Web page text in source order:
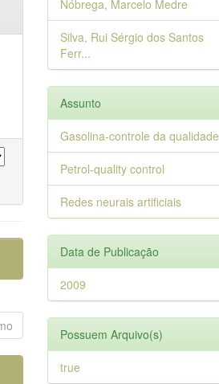
Nóbrega, Marcelo Medre
Silva, Rui Sérgio dos Santos
Ferr...
Assunto
Gasolina-controle da qualidade
Petrol-quality control
Redes neurais artificiais
Data de Publicação
2009
Possuem Arquivo(s)
true